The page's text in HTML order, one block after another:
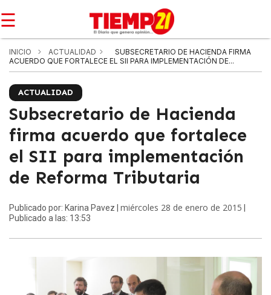
☰
INICIO ACTUALIDAD
SUBSECRETARIO DE HACIENDA FIRMA
ACUERDO QUE FORTALECE EL SII PARA IMPLEMENTACIÓN DE...
ACTUALIDAD
Subsecretario de Hacienda
firma acuerdo que fortalece
el SII para implementación
de Reforma Tributaria
Publicado por: Karina Pavez | miércoles 28 de enero de 2015
Publicado a las: 13:53